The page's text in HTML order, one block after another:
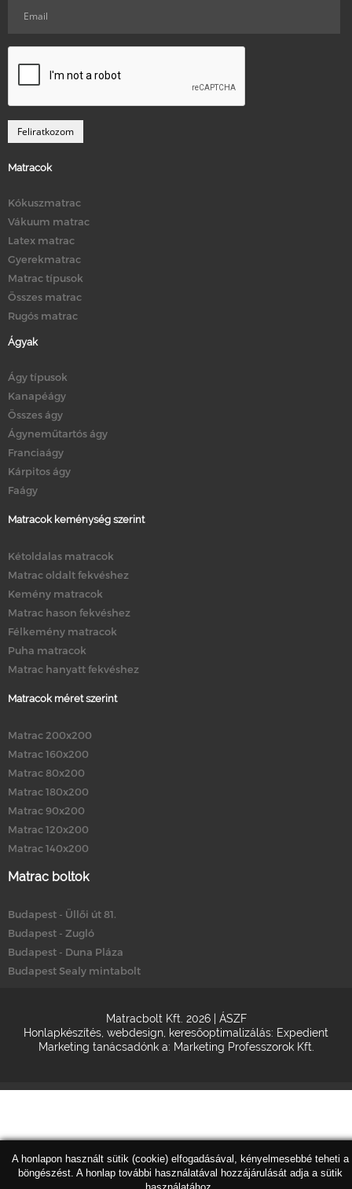
Matracok
Kókuszmatrac
Vákuum matrac
Latex matrac
Gyerekmatrac
Matrac típusok
Összes matrac
Rugós matrac
Ágyak
Ágy típusok
Kanapéágy
Összes ágy
Ágyneműtartós ágy
Franciaágy
Kárpitos ágy
Faágy
Matracok keménység szerint
Kétoldalas matracok
Matrac oldalt fekvéshez
Kemény matracok
Matrac hason fekvéshez
Félkemény matracok
Puha matracok
Matrac hanyatt fekvéshez
Matracok méret szerint
Matrac 200x200
Matrac 160x200
Matrac 80x200
Matrac 180x200
Matrac 90x200
Matrac 120x200
Matrac 140x200
Matrac boltok
Budapest - Üllői út 81.
Budapest - Zugló
Budapest - Duna Pláza
Budapest Sealy mintabolt
Matracbolt Kft. 2026 | ÁSZF
Honlapkészítés webdesign keresőoptimalizálás: Expedient
Marketing tanácsadónk a: Marketing Professzorok Kft.
A honlapon használt sütik (cookie) elfogadásával, kényelmesebbé teheti a
böngészést. A honlap további használatával hozzájárulását adja a sütik